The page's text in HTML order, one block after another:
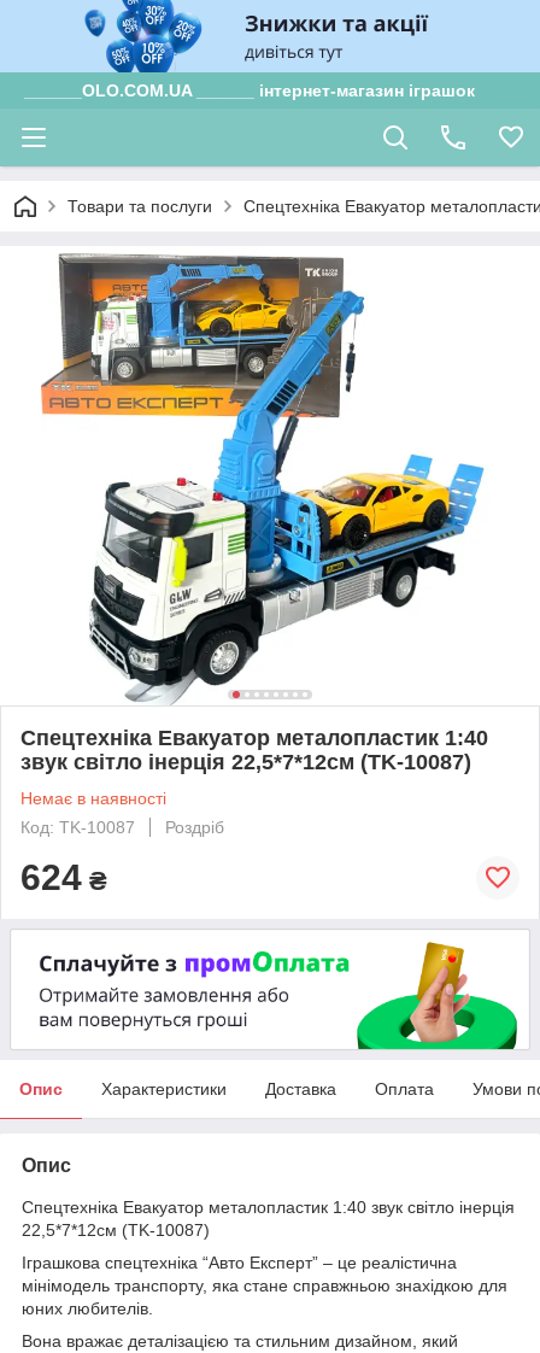
______OLO.COM.UA ______ інтернет-магазин іграшок
Товари та послуги Спецтехніка Евакуатор
Спецтехніка Евакуатор металопластик 1:40
звук світло інерція 22,5*7*12см (TK-10087)
Немає в наявності
Код: TK-10087
Роздріб
624 ₴
Опис Характеристики Доставка Оплата Умови
Опис
Спецтехніка Евакуатор металопластик 1:40 звук світло інерція
22,5*7*12см (TK-10087)
Іграшкова спецтехніка “Авто Експерт” – це реалістична
мінімодель транспорту, яка стане справжньою знахідкою для
юних любителів.
Вона вражає деталізацією та стильним дизайном, який